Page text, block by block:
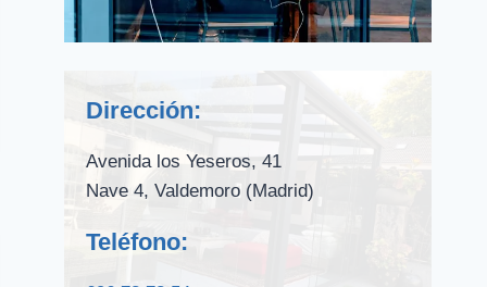
Dirección:
Avenida los Yeseros, 41
Nave 4, Valdemoro (Madrid)
Teléfono: